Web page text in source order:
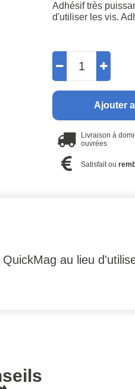
Adhésif très
d'utiliser les vis.
Ajouter
Livraison à
ouvrées
Satisfait ou
au lieu